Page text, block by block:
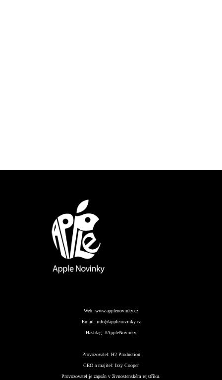
Web: www.applenovinky.cz
Email: info@applenovinky.cz
Hashtag: #AppleNovinky
Provozovatel: H2 Production
CEO a majitel: Izzy Cooper
Provozovatel je zapsán v živnostenském rejstříku.